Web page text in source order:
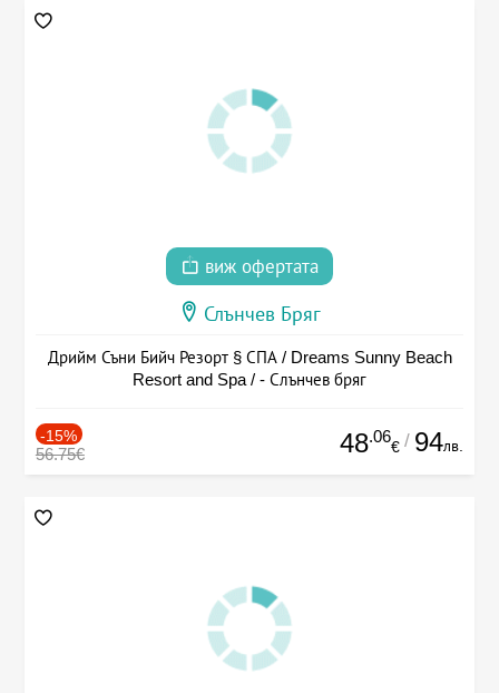
виж офертата
Слънчев Бряг
Дрийм Съни Бийч Резорт § СПА / Dreams Sunny Beach
Resort and Spa / - Слънчев бряг
-15%
56.75€ 48.06
€ / 94лв.